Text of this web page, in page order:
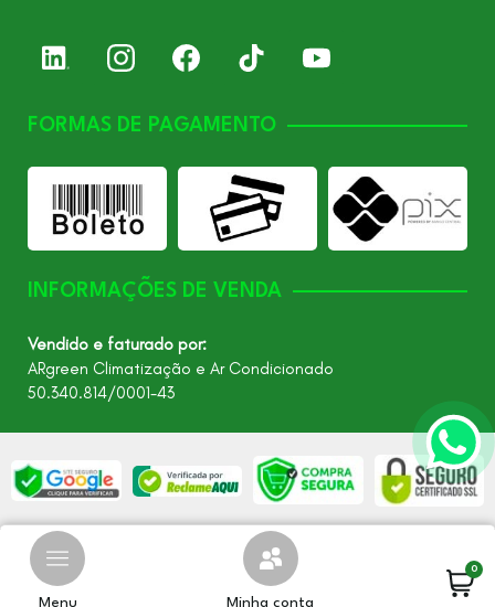
Menu Minha conta
0
FORMAS DE PAGAMENTO
INFORMAÇÕES DE VENDA
Vendido e faturado por:
ARgreen Climatização e Ar Condicionado
50.340.814/0001-43
©2026 - Todos os direitos reservados – ARgreen. CNPJ:
24.849.649/0001-40